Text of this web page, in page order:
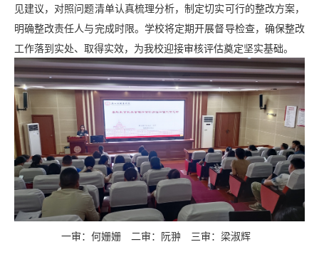
见建议，对照问题清单认真梳理分析，制定切实可行的整改方案，
明确整改责任人与完成时限。学校将定期开展督导检查，确保整改
工作落到实处、取得实效，为我校迎接审核评估奠定坚实基础。​
一审：何姗姗 二审：阮翀 三审：梁淑辉